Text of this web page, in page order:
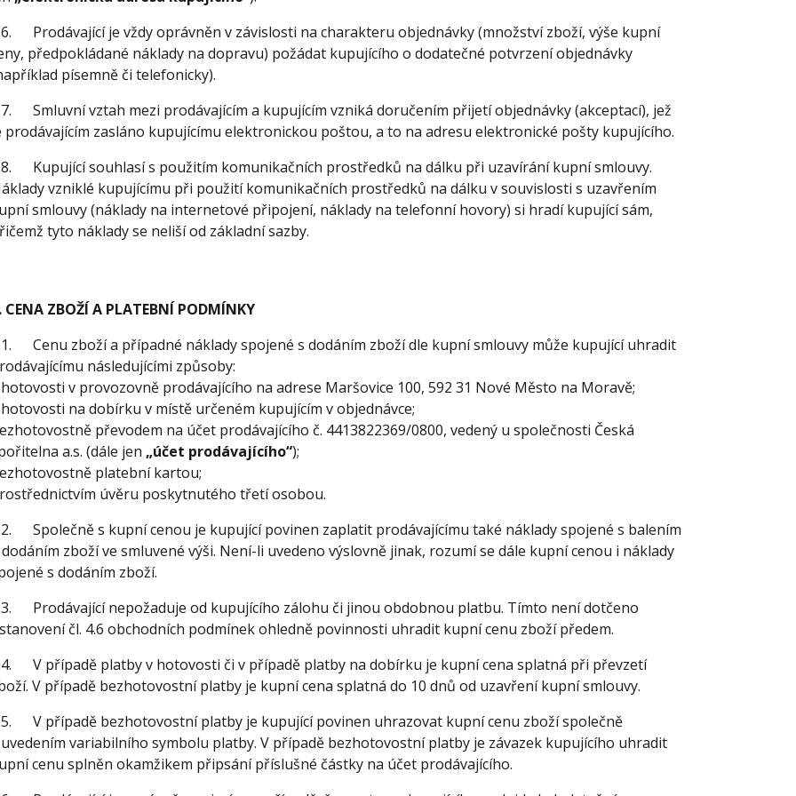
Prodávající je vždy oprávněn v závislosti na charakteru objednávky (množství zboží, výše kupní
předpokládané náklady na dopravu) požádat kupujícího o dodatečné potvrzení objednávky
písemně či telefonicky).
Smluvní vztah mezi prodávajícím a kupujícím vzniká doručením přijetí objednávky (akceptací), jež
prodávajícím zasláno kupujícímu elektronickou poštou, a to na adresu elektronické pošty kupujícího.
Kupující souhlasí s použitím komunikačních prostředků na dálku při uzavírání kupní smlouvy.
vzniklé kupujícímu při použití komunikačních prostředků na dálku v souvislosti s uzavřením
smlouvy (náklady na internetové připojení, náklady na telefonní hovory) si hradí kupující sám,
tyto náklady se neliší od základní sazby.
CENA ZBOŽÍ A PLATEBNÍ PODMÍNKY
Cenu zboží a případné náklady spojené s dodáním zboží dle kupní smlouvy může kupující uhradit
následujícími způsoby:
v provozovně prodávajícího na adrese Maršovice 100, 592 31 Nové Město na Moravě;
na dobírku v místě určeném kupujícím v objednávce;
převodem na účet prodávajícího č. 4413822369/0800, vedený u společnosti Česká
a.s. (dále jen „účet prodávajícího“);
platební kartou;
úvěru poskytnutého třetí osobou.
Společně s kupní cenou je kupující povinen zaplatit prodávajícímu také náklady spojené s balením
zboží ve smluvené výši. Není-li uvedeno výslovně jinak, rozumí se dále kupní cenou i náklady
s dodáním zboží.
Prodávající nepožaduje od kupujícího zálohu či jinou obdobnou platbu. Tímto není dotčeno
čl. 4.6 obchodních podmínek ohledně povinnosti uhradit kupní cenu zboží předem.
V případě platby v hotovosti či v případě platby na dobírku je kupní cena splatná při převzetí
V případě bezhotovostní platby je kupní cena splatná do 10 dnů od uzavření kupní smlouvy.
V případě bezhotovostní platby je kupující povinen uhrazovat kupní cenu zboží společně
variabilního symbolu platby. V případě bezhotovostní platby je závazek kupujícího uhradit
cenu splněn okamžikem připsání příslušné částky na účet prodávajícího.